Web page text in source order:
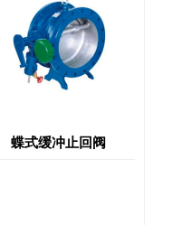
蝶式缓冲止回阀